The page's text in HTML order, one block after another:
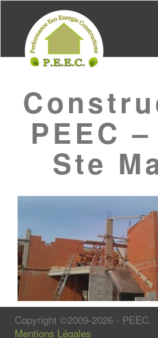
PEEC
Ste
Copyright ©2009-2026 - PEEC.
Mentions Légales